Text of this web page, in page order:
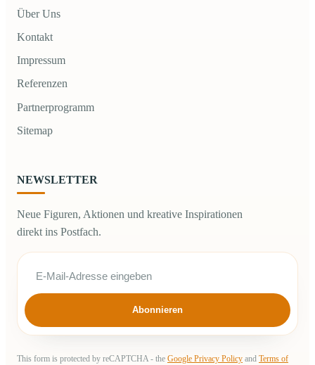
Über Uns
Kontakt
Impressum
Referenzen
Partnerprogramm
Sitemap
NEWSLETTER
Neue Figuren, Aktionen und kreative Inspirationen
direkt ins Postfach.
Abonnieren
This form is protected by reCAPTCHA - the Google Privacy Policy and Terms of